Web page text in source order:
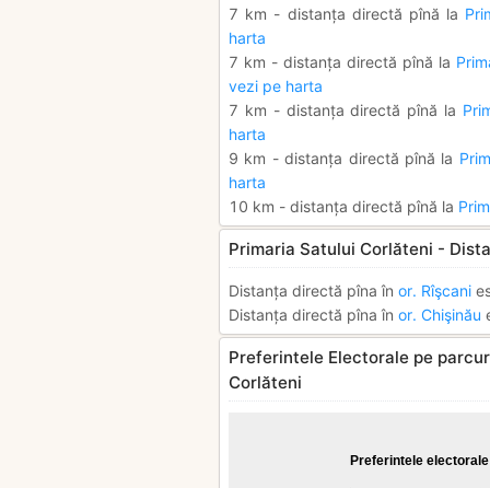
7 km - distanța directă pînă la
harta
7 km - distanța directă pînă la
vezi pe harta
7 km - distanța directă pînă la
harta
9 km - distanța directă pînă la
harta
10 km - distanța directă pînă la
Primaria Satului Corlăteni -
Distanța directă pîna în or. Rîşcani
Distanța directă pîna în or. Chişinău
Preferintele Electorale pe
Corlăteni
Preferintele